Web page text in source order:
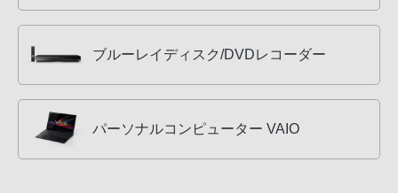
ブルーレイディスク/DVDレコーダー
パーソナルコンピューター VAIO